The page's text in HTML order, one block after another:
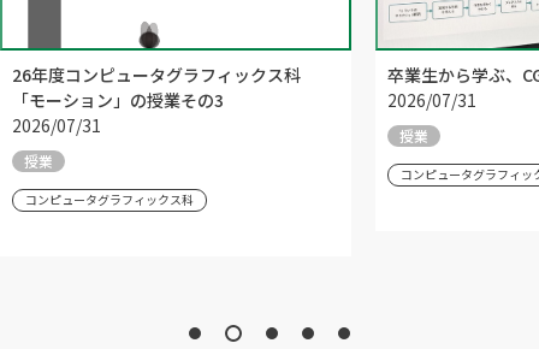
26年度コンピュータグラフィックス科
「モーション」の授業その3
2026/07/31
授業
コンピュータグラフィックス科
卒業生から学ぶ、
2026/07/31
授業
コンピュータグラフィッ